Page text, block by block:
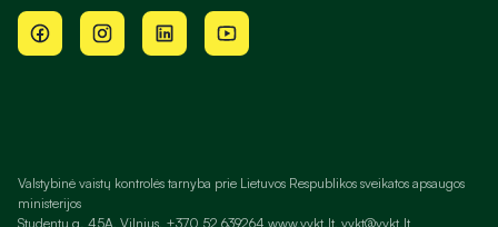
Valstybinė vaistų kontrolės tarnyba prie Lietuvos Respublikos sveikatos apsaugos
ministerijos
Studentų g. 45A, Vilnius, +370 52 639264 www.vvkt.lt, vvkt@vvkt.lt